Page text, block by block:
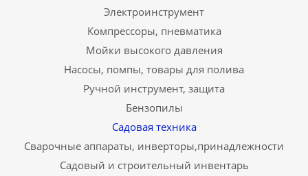
Электроинструмент
Компрессоры, пневматика
Мойки высокого давления
Насосы, помпы, товары для полива
Ручной инструмент, защита
Бензопилы
Садовая техника
Сварочные аппараты, инверторы,принадлежности
Садовый и строительный инвентарь